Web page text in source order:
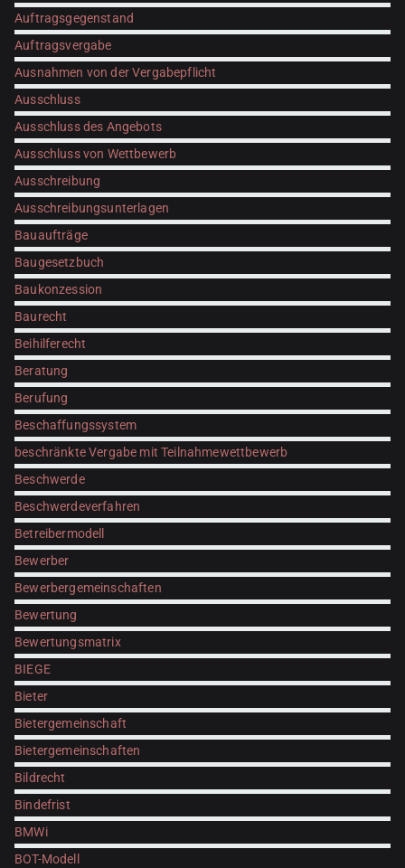
Auftragsgegenstand
Auftragsvergabe
Ausnahmen von der Vergabepflicht
Ausschluss
Ausschluss des Angebots
Ausschluss von Wettbewerb
Ausschreibung
Ausschreibungsunterlagen
Bauaufträge
Baugesetzbuch
Baukonzession
Baurecht
Beihilferecht
Beratung
Berufung
Beschaffungssystem
beschränkte Vergabe mit Teilnahmewettbewerb
Beschwerde
Beschwerdeverfahren
Betreibermodell
Bewerber
Bewerbergemeinschaften
Bewertung
Bewertungsmatrix
BIEGE
Bieter
Bietergemeinschaft
Bietergemeinschaften
Bildrecht
Bindefrist
BMWi
BOT-Modell